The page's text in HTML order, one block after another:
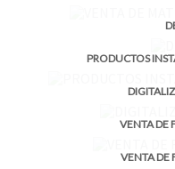
PRODUCTOS
VENTA DE
VENTA DE